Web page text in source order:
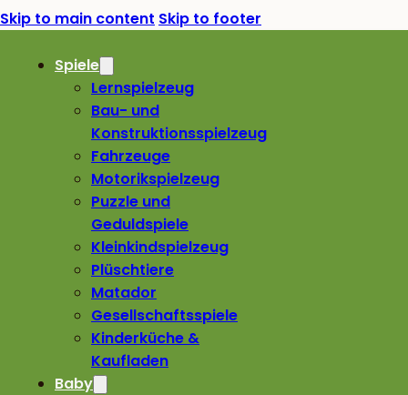
Skip to main content Skip to footer
Spiele
Lernspielzeug
Bau- und
Konstruktionsspielzeug
Fahrzeuge
Motorikspielzeug
Puzzle und
Geduldspiele
Kleinkindspielzeug
Plüschtiere
Matador
Gesellschaftsspiele
Kinderküche &
Kaufladen
Baby